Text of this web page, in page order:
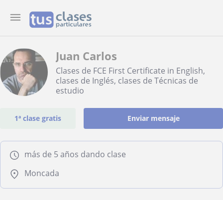
Juan Carlos
Clases de FCE First Certificate in English,
clases de Inglés, clases de Técnicas de
estudio
1ª clase gratis Enviar mensaje
más de 5 años dando clase
Moncada